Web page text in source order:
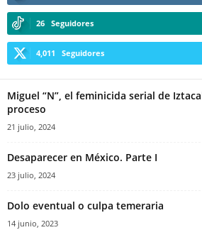
26 Seguidores
4,011 Seguidores
Miguel “N”, el feminicida serial de
proceso
21 julio, 2024
Desaparecer en México. Parte I
23 julio, 2024
Dolo eventual o culpa temeraria
14 junio, 2023